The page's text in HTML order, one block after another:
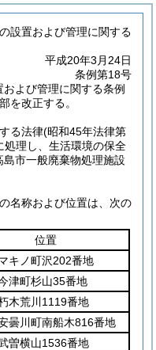
設置および管理に関する
平成20年3月24日
条例第18号
よび管理に関する条例
を改正する。
る法律(昭和45年法律第
処理し、生活環境の保全
市一般廃棄物処理施設
名称および位置は、次の
位置
キノ町沢202番地
津町杉山35番地
木荒川1119番地
曇川町南船木816番地
曽横山1536番地